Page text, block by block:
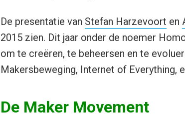
De presentatie van Stefan Harzevoort en
2015 zien. Dit jaar onder de noemer
om te creëren, te beheersen en te
Makersbeweging, Internet of Everything,
De Maker Movement